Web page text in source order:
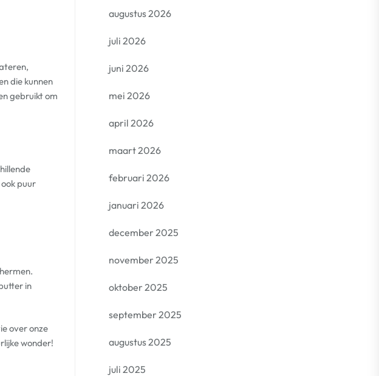
die kunnen
gebruikt om
puur
in
over onze
wonder!
augustus 2026
juli 2026
juni 2026
mei 2026
april 2026
maart 2026
februari 2026
januari 2026
december 2025
november 2025
oktober 2025
september 2025
augustus 2025
juli 2025